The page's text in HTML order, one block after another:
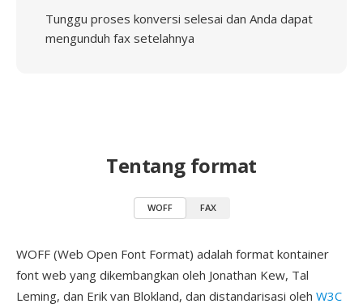
Tunggu proses konversi selesai dan Anda dapat
mengunduh fax setelahnya
Tentang format
WOFF FAX
WOFF (Web Open Font Format) adalah format kontainer
font web yang dikembangkan oleh Jonathan Kew, Tal
Leming, dan Erik van Blokland, dan distandarisasi oleh W3C